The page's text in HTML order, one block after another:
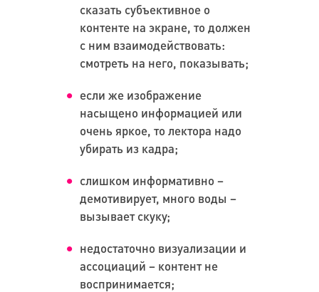
сказать субъективное о
контенте на экране, то должен
с ним взаимодействовать:
смотреть на него, показывать;
если же изображение
насыщено информацией или
очень яркое, то лектора надо
убирать из кадра;
слишком информативно –
демотивирует, много воды –
вызывает скуку;
недостаточно визуализации и
ассоциаций – контент не
воспринимается;